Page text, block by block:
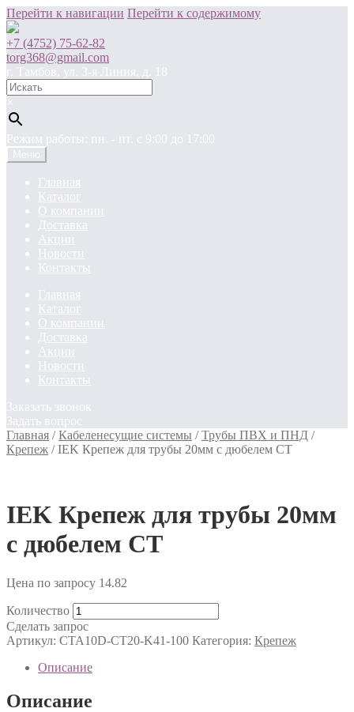
Перейти к навигации Перейти к содержимому
+7 (4752) 75-62-82
torg368@gmail.com
г. Тамбов, ул. 3-я Линия, д. 18
×
Режим работы: пн. - пт. c 9:00 до 17:00
Меню
Главная
Каталог
О компании
Доставка
Акции
Новости
Контакты
Главная
Каталог
О компании
Доставка
Акции
Новости
Контакты
Заказать звонок
Задать вопрос
Главная /Кабеленесущие системы /Трубы ПВХ и ПНД /
Крепеж /IEK Крепеж для трубы 20мм с дюбелем CT
IEK Крепеж для трубы 20мм
с дюбелем CT
Цена по запросу 14.82
Количество
Сделать запрос
Артикул: CTA10D-CT20-K41-100 Категория: Крепеж
Описание
Описание